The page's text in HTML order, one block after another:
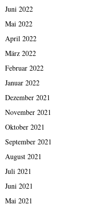
Juni 2022
Mai 2022
April 2022
März 2022
Februar 2022
Januar 2022
Dezember 2021
November 2021
Oktober 2021
September 2021
August 2021
Juli 2021
Juni 2021
Mai 2021